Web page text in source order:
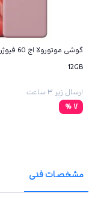
12GB
ارسال زیر ۳ ساعت
7
%
مشخصات فنی